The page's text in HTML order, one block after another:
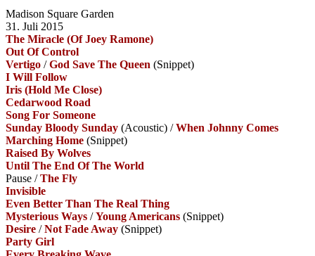
Madison Square Garden
31. Juli 2015
The Miracle (Of Joey Ramone)
Out Of Control
Vertigo /God Save The Queen (Snippet)
I Will Follow
Iris (Hold Me Close)
Cedarwood Road
Song For Someone
Sunday Bloody Sunday (Acoustic) /When Johnny Comes
Marching Home (Snippet)
Raised By Wolves
Until The End Of The World
Pause /The Fly
Invisible
Even Better Than The Real Thing
Mysterious Ways /Young Americans (Snippet)
Desire /Not Fade Away (Snippet)
Party Girl